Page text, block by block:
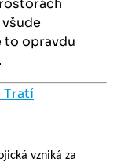
to opravdu
Tratí
vzniká za